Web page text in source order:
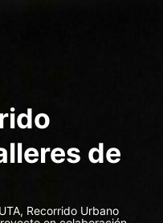
de
Recorrido Urbano